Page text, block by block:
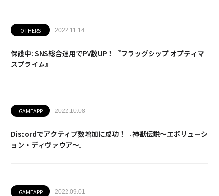
OTHERS 2022.11.14
保護中: SNS総合運用でPV数UP！『フラッグシップ オプティマ
スプライム』
GAMEAPP 2022.10.08
Discordでアクティブ数増加に成功！『神獣伝説～エボリューシ
ョン・ディヴァウア～』
GAMEAPP 2022.09.01